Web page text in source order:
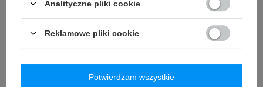
Analityczne pliki cookie
Reklamowe pliki cookie
Potwierdzam wszystkie